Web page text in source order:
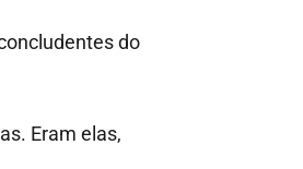
do
Eram elas,